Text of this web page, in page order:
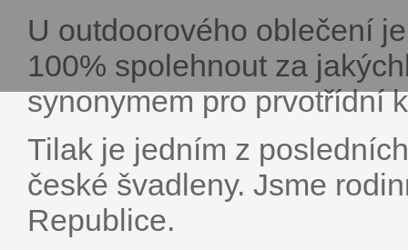
U outdoorového oblečení
100% spolehnout za
synonymem pro prvotřídní
Tilak je jedním z
české švadleny. Jsme
Republice.